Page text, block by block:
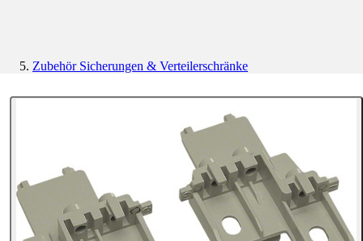
Zubehör Sicherungen & Verteilerschränke